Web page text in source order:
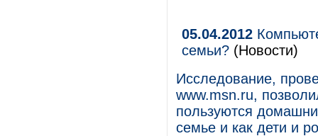
05.04.2012
семьи? (Новости)
Исследование,
www.msn.ru,
пользуются
семье и как дети и